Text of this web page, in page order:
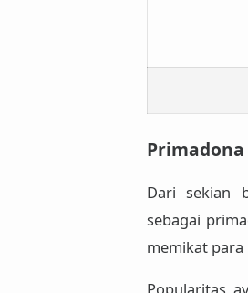
Dari sekian
sebagai
memikat